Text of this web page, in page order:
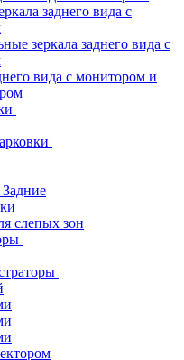
заднего вида с
зеркала заднего вида с
вида с монитором и
слепых зон